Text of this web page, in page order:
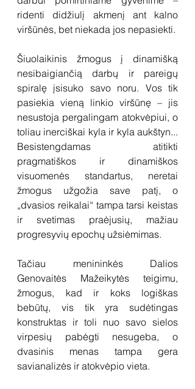
ridenti didžiulį akmenį ant kalno
viršūnės, bet niekada jos nepasiekti.
Šiuolaikinis žmogus į dinamišką
nesibaigiančią darbų ir pareigų
spiralę įsisuko savo noru. Vos tik
pasiekia vieną linkio viršūnę – jis
nesustoja pergalingam atokvėpiui, o
toliau inerciškai kyla ir kyla aukštyn...
Besistengdamas atitikti
pragmatiškos ir dinamiškos
visuomenės standartus, neretai
žmogus užgožia save patį, o
„dvasios reikalai“ tampa tarsi keistas
ir svetimas praėjusių, mažiau
progresyvių epochų užsiėmimas.
Tačiau menininkės Dalios
Genovaitės Mažeikytės teigimu,
žmogus, kad ir koks logiškas
bebūtų, vis tik yra sudėtingas
konstruktas ir toli nuo savo sielos
virpesių pabėgti nesugeba, o
dvasinis menas tampa gera
savianalizės ir atokvėpio vieta.